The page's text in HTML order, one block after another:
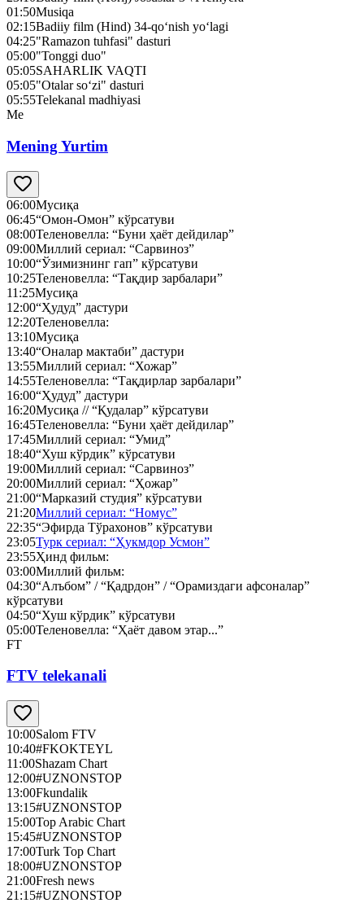
01:50Musiqa
02:15Badiiy film (Hind) 34-qo‘nish yo‘lagi
04:25"Ramazon tuhfasi" dasturi
05:00"Tonggi duo"
05:05SAHARLIK VAQTI
05:05"Otalar so‘zi" dasturi
05:55Telekanal madhiyasi
Me
Mening Yurtim
06:00Мусиқа
06:45“Омон-Омон” кўрсатуви
08:00Теленовелла: “Буни ҳаёт дейдилар”
09:00Миллий сериал: “Сарвиноз”
10:00“Ўзимизнинг гап” кўрсатуви
10:25Теленовелла: “Тақдир зарбалари”
11:25Мусиқа
12:00“Ҳудуд” дастури
12:20Теленовелла:
13:10Мусиқа
13:40“Оналар мактаби” дастури
13:55Миллий сериал: “Хожар”
14:55Теленовелла: “Тақдирлар зарбалари”
16:00“Ҳудуд” дастури
16:20Мусиқа // “Қудалар” кўрсатуви
16:45Теленовелла: “Буни ҳаёт дейдилар”
17:45Миллий сериал: “Умид”
18:40“Хуш кўрдик” кўрсатуви
19:00Миллий сериал: “Сарвиноз”
20:00Миллий сериал: “Ҳожар”
21:00“Марказий студия” кўрсатуви
21:20Миллий сериал: “Номус”
22:35“Эфирда Тўрахонов” кўрсатуви
23:05Турк сериал: “Ҳукмдор Усмон”
23:55Ҳинд фильм:
03:00Миллий фильм:
04:30“Алъбом” / “Қадрдон” / “Орамиздаги афсоналар”
кўрсатуви
04:50“Хуш кўрдик” кўрсатуви
05:00Теленовелла: “Ҳаёт давом этар...”
FT
FTV telekanali
10:00Salom FTV
10:40#FKOKTEYL
11:00Shazam Chart
12:00#UZNONSTOP
13:00Fkundalik
13:15#UZNONSTOP
15:00Top Arabic Chart
15:45#UZNONSTOP
17:00Turk Top Chart
18:00#UZNONSTOP
21:00Fresh news
21:15#UZNONSTOP